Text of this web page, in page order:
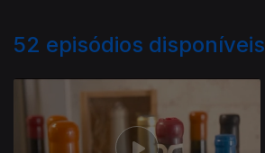
52 episódios disponíveis